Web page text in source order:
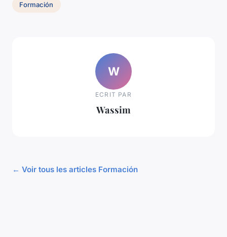
Formación
W
ECRIT PAR
Wassim
← Voir tous les articles Formación